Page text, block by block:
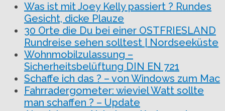
Was ist mit Joey Kelly passiert ? Rundes
Gesicht, dicke Plauze
30 Orte die Du bei einer OSTFRIESLAND
Rundreise sehen solltest | Nordseeküste
Wohnmobilzulassung –
Sicherheitsbelüftung DIN EN 721
Schaffe ich das ? – von Windows zum Mac
Fahrradergometer: wieviel Watt sollte
man schaffen ? – Update